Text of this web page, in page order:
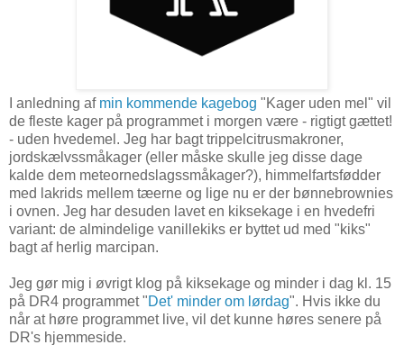
I anledning af min kommende kagebog "Kager uden mel" vil
de fleste kager på programmet i morgen være - rigtigt gættet!
- uden hvedemel. Jeg har bagt trippelcitrusmakroner,
jordskælvssmåkager (eller måske skulle jeg disse dage
kalde dem meteornedslagssmåkager?), himmelfartsfødder
med lakrids mellem tæerne og lige nu er der bønnebrownies
i ovnen. Jeg har desuden lavet en kiksekage i en hvedefri
variant: de almindelige vanillekiks er byttet ud med "kiks"
bagt af herlig marcipan.
Jeg gør mig i øvrigt klog på kiksekage og minder i dag kl. 15
på DR4 programmet "Det' minder om lørdag". Hvis ikke du
når at høre programmet live, vil det kunne høres senere på
DR's hjemmeside.